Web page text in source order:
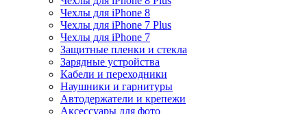
Чехлы для iPhone 8
Чехлы для iPhone 7 Plus
Чехлы для iPhone 7
Защитные пленки и стекла
Зарядные устройства
Кабели и переходники
Наушники и гарнитуры
Автодержатели и крепежи
Аксессуары для фото